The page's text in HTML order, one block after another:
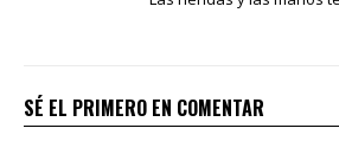
SÉ EL PRIMERO EN COMENTAR